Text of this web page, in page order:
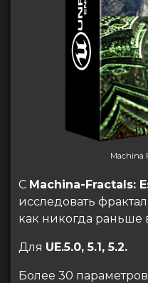
Machina
С Machina-Fractals:
исследовать
как никогда раньше
Для UE.5.0, 5.1, 5.2.
Более 30